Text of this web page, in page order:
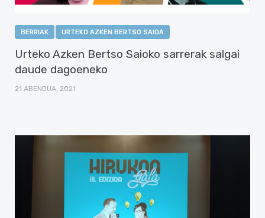
BERRIAK URTEKO AZKEN BERTSO SAIOA
Urteko Azken Bertso Saioko sarrerak salgai
daude dagoeneko
21 ABENDUA, 2021